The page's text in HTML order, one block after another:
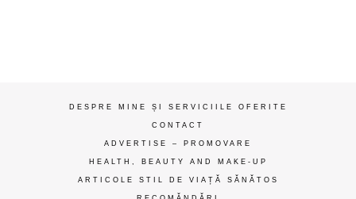
DESPRE MINE ȘI SERVICIILE OFERITE
CONTACT
ADVERTISE – PROMOVARE
HEALTH, BEAUTY AND MAKE-UP
ARTICOLE STIL DE VIAȚĂ SĂNĂTOS